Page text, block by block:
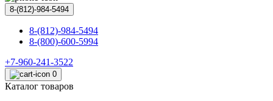
8-(812)-984-5494
8-(812)-984-5494
8-(800)-600-5994
+7-960-241-3522
0
Каталог товаров